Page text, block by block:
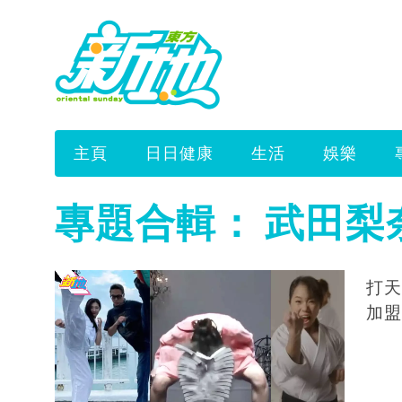
主頁 日日健康 生活 娛樂
專題合輯： 武田梨
打